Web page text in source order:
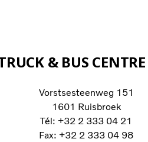
& BUS
Vorstsesteenweg 151
1601 Ruisbroek
Tél: +32 2 333 04 21
Fax: +32 2 333 04 98